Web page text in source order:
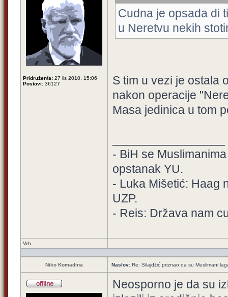
Pridružen/a: 27 lis 2010, 15:06
Postovi: 36127
Cudna je opsada di
u Neretvu nekih
S tim u vezi je ostala
nakon operacije
Masa jedinica u tom
- BiH se
opstanak YU.
- Luka Mišetić: Haag
UZP.
- Reis: Država nam
Vrh
Niko Komadina Naslov: Re: Silajdžić priznao da su Muslimani
Neosporno je da su